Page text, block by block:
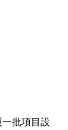
批項目設